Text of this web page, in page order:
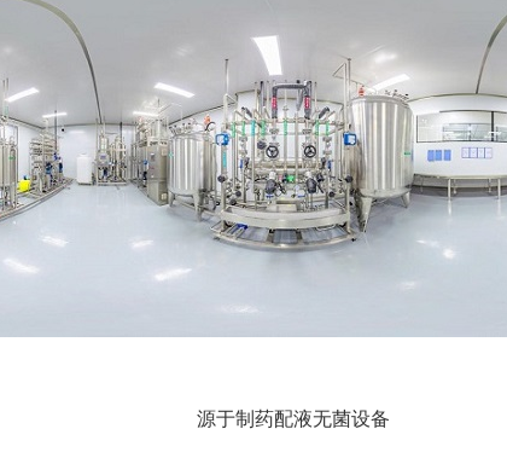
源于制药配液无菌设备